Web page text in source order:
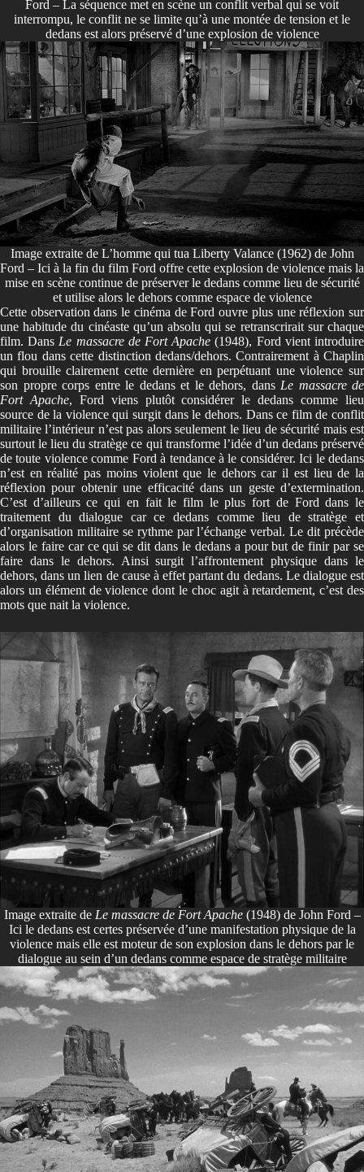
Ford – La séquence met en scène un conflit verbal qui se voit
interrompu, le conflit ne se limite qu’à une montée de tension et le
dedans est alors préservé d’une explosion de violence
Image extraite de L’homme qui tua Liberty Valance (1962) de John
Ford – Ici à la fin du film Ford offre cette explosion de violence mais la
mise en scène continue de préserver le dedans comme lieu de sécurité
et utilise alors le dehors comme espace de violence
Cette observation dans le cinéma de Ford ouvre plus une réflexion sur
une habitude du cinéaste qu’un absolu qui se retranscrirait sur chaque
film. Dans Le massacre de Fort Apache (1948), Ford vient introduire
un flou dans cette distinction dedans/dehors. Contrairement à Chaplin
qui brouille clairement cette dernière en perpétuant une violence sur
son propre corps entre le dedans et le dehors, dans Le massacre de
Fort Apache, Ford viens plutôt considérer le dedans comme lieu
source de la violence qui surgit dans le dehors. Dans ce film de conflit
militaire l’intérieur n’est pas alors seulement le lieu de sécurité mais est
surtout le lieu du stratège ce qui transforme l’idée d’un dedans préservé
de toute violence comme Ford à tendance à le considérer. Ici le dedans
n’est en réalité pas moins violent que le dehors car il est lieu de la
réflexion pour obtenir une efficacité dans un geste d’extermination.
C’est d’ailleurs ce qui en fait le film le plus fort de Ford dans le
traitement du dialogue car ce dedans comme lieu de stratège et
d’organisation militaire se rythme par l’échange verbal. Le dit précède
alors le faire car ce qui se dit dans le dedans a pour but de finir par se
faire dans le dehors. Ainsi surgit l’affrontement physique dans le
dehors, dans un lien de cause à effet partant du dedans. Le dialogue est
alors un élément de violence dont le choc agit à retardement, c’est des
mots que nait la violence.
Image extraite de Le massacre de Fort Apache(1948) de John Ford –
Ici le dedans est certes préservée d’une manifestation physique de la
violence mais elle est moteur de son explosion dans le dehors par le
dialogue au sein d’un dedans comme espace de stratège militaire